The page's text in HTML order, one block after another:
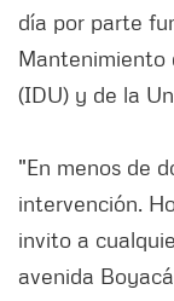
día por parte
Mantenimiento
(IDU) y de la
"En menos de
intervención.
invito a
avenida